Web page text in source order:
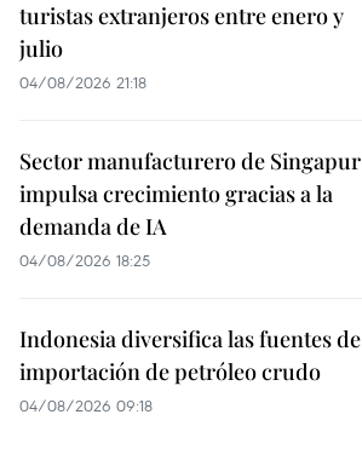
turistas extranjeros entre enero y
julio
04/08/2026 21:18
Sector manufacturero de Singapur
impulsa crecimiento gracias a la
demanda de IA
04/08/2026 18:25
Indonesia diversifica las fuentes de
importación de petróleo crudo
04/08/2026 09:18